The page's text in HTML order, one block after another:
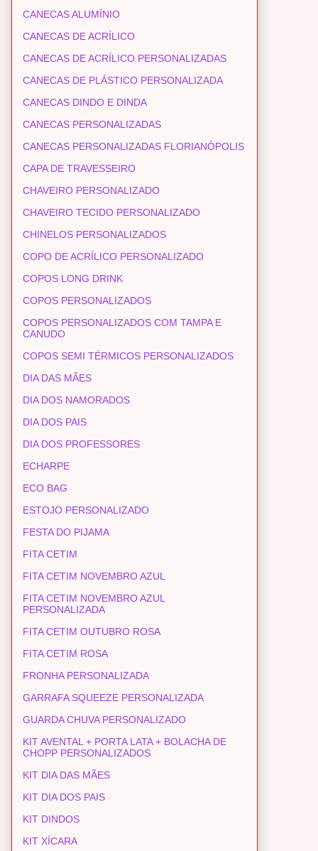
CANECAS ALUMÍNIO
CANECAS DE ACRÍLICO
CANECAS DE ACRÍLICO PERSONALIZADAS
CANECAS DE PLÁSTICO PERSONALIZADA
CANECAS DINDO E DINDA
CANECAS PERSONALIZADAS
CANECAS PERSONALIZADAS FLORIANÓPOLIS
CAPA DE TRAVESSEIRO
CHAVEIRO PERSONALIZADO
CHAVEIRO TECIDO PERSONALIZADO
CHINELOS PERSONALIZADOS
COPO DE ACRÍLICO PERSONALIZADO
COPOS LONG DRINK
COPOS PERSONALIZADOS
COPOS PERSONALIZADOS COM TAMPA E
CANUDO
COPOS SEMI TÉRMICOS PERSONALIZADOS
DIA DAS MÃES
DIA DOS NAMORADOS
DIA DOS PAIS
DIA DOS PROFESSORES
ECHARPE
ECO BAG
ESTOJO PERSONALIZADO
FESTA DO PIJAMA
FITA CETIM
FITA CETIM NOVEMBRO AZUL
FITA CETIM NOVEMBRO AZUL
PERSONALIZADA
FITA CETIM OUTUBRO ROSA
FITA CETIM ROSA
FRONHA PERSONALIZADA
GARRAFA SQUEEZE PERSONALIZADA
GUARDA CHUVA PERSONALIZADO
KIT AVENTAL + PORTA LATA + BOLACHA DE
CHOPP PERSONALIZADOS
KIT DIA DAS MÃES
KIT DIA DOS PAIS
KIT DINDOS
KIT XÍCARA